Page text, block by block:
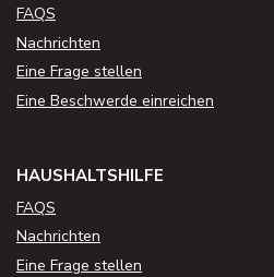
FAQS
Nachrichten
Eine Frage stellen
Eine Beschwerde einreichen
HAUSHALTSHILFE
FAQS
Nachrichten
Eine Frage stellen